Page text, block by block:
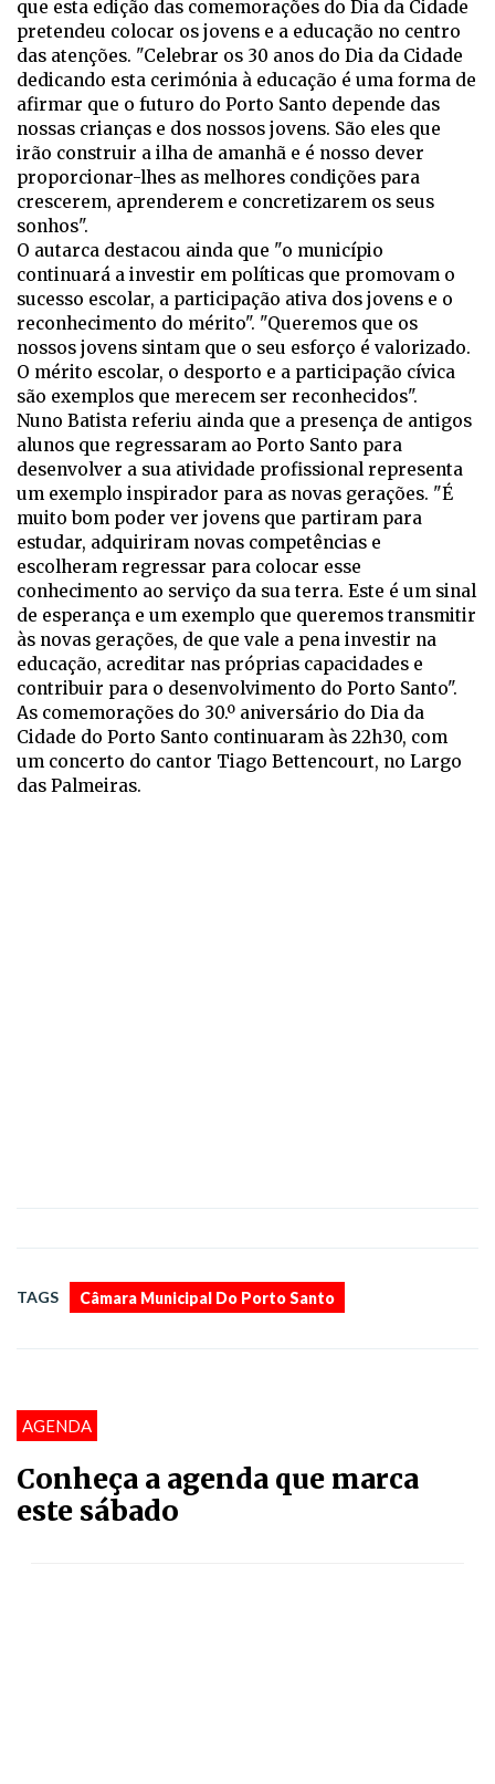
que esta edição das comemorações do Dia da Cidade
pretendeu colocar os jovens e a educação no centro
das atenções. "Celebrar os 30 anos do Dia da Cidade
dedicando esta cerimónia à educação é uma forma de
afirmar que o futuro do Porto Santo depende das
nossas crianças e dos nossos jovens. São eles que
irão construir a ilha de amanhã e é nosso dever
proporcionar-lhes as melhores condições para
crescerem, aprenderem e concretizarem os seus
sonhos".
O autarca destacou ainda que "o município
continuará a investir em políticas que promovam o
sucesso escolar, a participação ativa dos jovens e o
reconhecimento do mérito". "Queremos que os
nossos jovens sintam que o seu esforço é valorizado.
O mérito escolar, o desporto e a participação cívica
são exemplos que merecem ser reconhecidos".
Nuno Batista referiu ainda que a presença de antigos
alunos que regressaram ao Porto Santo para
desenvolver a sua atividade profissional representa
um exemplo inspirador para as novas gerações. "É
muito bom poder ver jovens que partiram para
estudar, adquiriram novas competências e
escolheram regressar para colocar esse
conhecimento ao serviço da sua terra. Este é um sinal
de esperança e um exemplo que queremos transmitir
às novas gerações, de que vale a pena investir na
educação, acreditar nas próprias capacidades e
contribuir para o desenvolvimento do Porto Santo".
As comemorações do 30.º aniversário do Dia da
Cidade do Porto Santo continuaram às 22h30, com
um concerto do cantor Tiago Bettencourt, no Largo
das Palmeiras.
TAGS Câmara Municipal Do Porto Santo
AGENDA
Conheça a agenda que marca
este sábado